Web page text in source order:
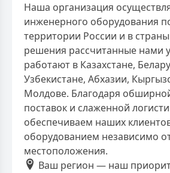
Наша организация
инженерного оборудования
территории России и в
решения рассчитанные нами
работают в Казахстане,
Узбекистане, Абхазии,
Молдове. Благодаря
поставок и слаженной
обеспечиваем наших
оборудованием независимо
местоположения.
Ваш регион — наш